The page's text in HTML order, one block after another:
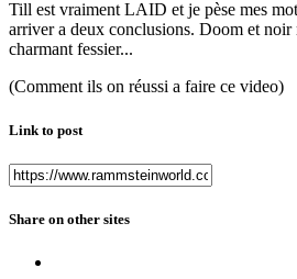
Till est vraiment LAID et je pèse mes
arriver a deux conclusions. Doom et noir
charmant fessier...
(Comment ils on réussi a faire ce video)
Link to post
Share on other sites